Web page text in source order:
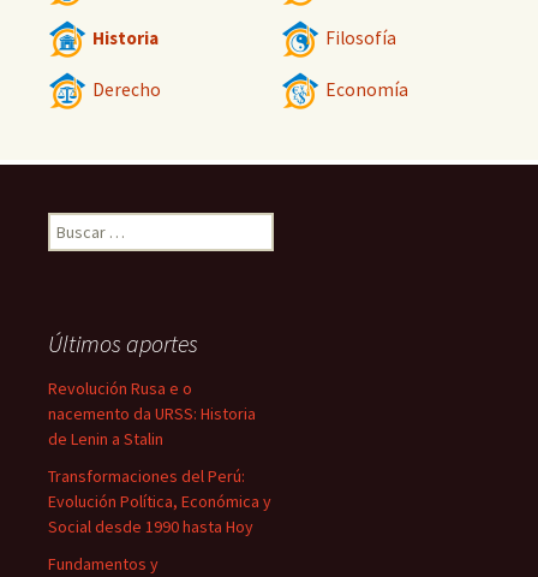
Historia Filosofía
Derecho Economía
Buscar:
Últimos aportes
Revolución Rusa e o
nacemento da URSS: Historia
de Lenin a Stalin
Transformaciones del Perú:
Evolución Política, Económica y
Social desde 1990 hasta Hoy
Fundamentos y